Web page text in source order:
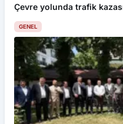
Çevre yolunda trafik
GENEL